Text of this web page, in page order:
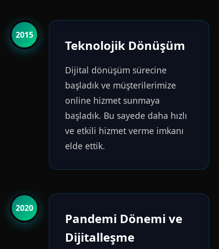
2015
Teknolojik Dönüşüm
Dijital dönüşüm sürecine
başladık ve müşterilerimize
online hizmet sunmaya
başladık. Bu sayede daha hızlı
ve etkili hizmet verme imkanı
elde ettik.
2020
Pandemi Dönemi ve
Dijitalleşme